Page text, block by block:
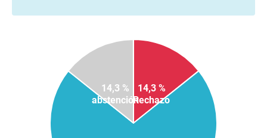
14,3 %
Rechazo
14,3 %
abstención